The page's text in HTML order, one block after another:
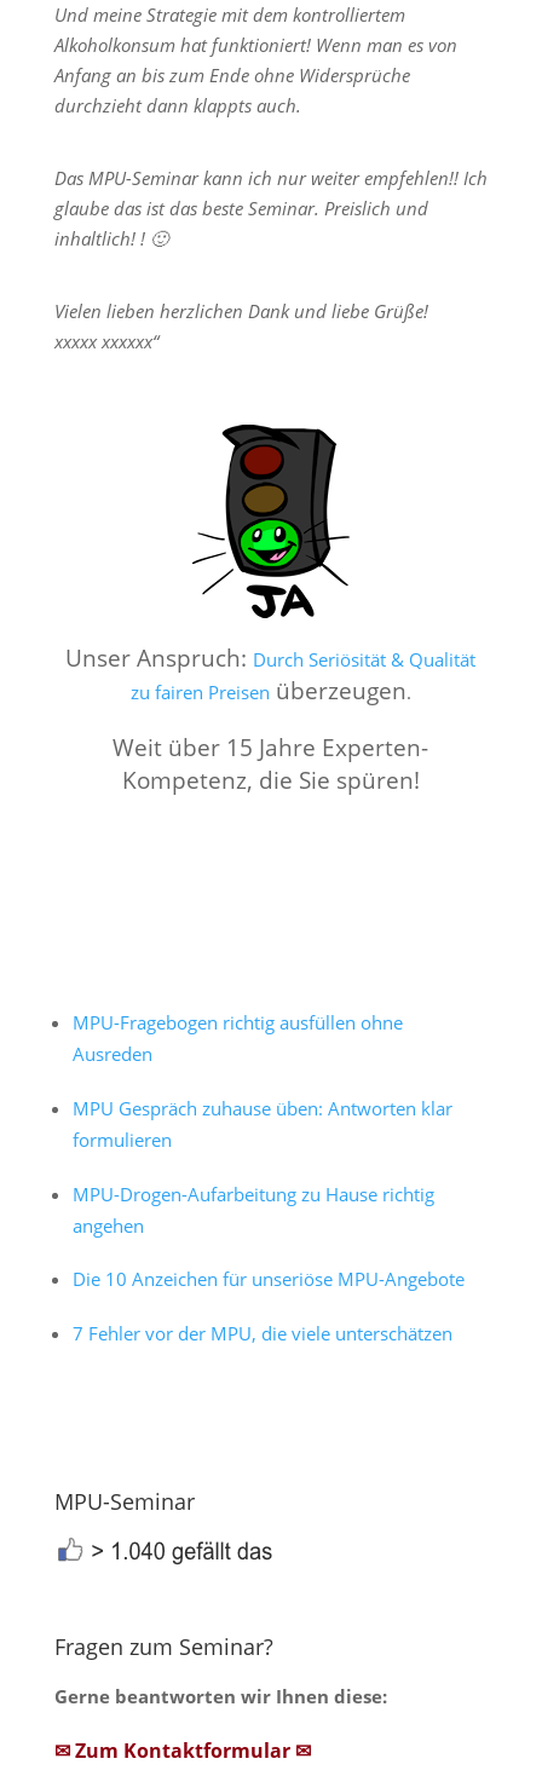
Und meine Strategie mit dem kontrolliertem
Alkoholkonsum hat funktioniert! Wenn man es von
Anfang an bis zum Ende ohne Widersprüche
durchzieht dann klappts auch.
Das MPU-Seminar kann ich nur weiter empfehlen!! Ich
glaube das ist das beste Seminar. Preislich und
inhaltlich! ! 🙂
Vielen lieben herzlichen Dank und liebe Grüße!
xxxxx xxxxxx“
Unser Anspruch: Durch Seriösität & Qualität
zu fairen Preisen überzeugen.
Weit über 15 Jahre Experten-
Kompetenz, die Sie spüren!
MPU-Fragebogen richtig ausfüllen ohne
Ausreden
MPU Gespräch zuhause üben: Antworten klar
formulieren
MPU-Drogen-Aufarbeitung zu Hause richtig
angehen
Die 10 Anzeichen für unseriöse MPU-Angebote
7 Fehler vor der MPU, die viele unterschätzen
MPU-Seminar
Fragen zum Seminar?
Gerne beantworten wir Ihnen diese:
✉ Zum Kontaktformular ✉